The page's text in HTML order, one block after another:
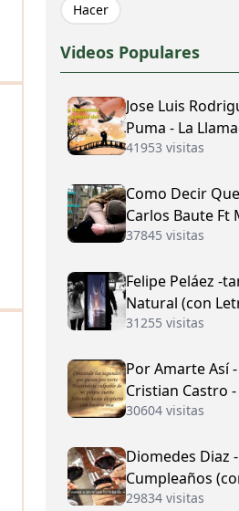
Hacer
Videos Populares
Jose Luis
Puma - La
Amor (con Letra)
41953 visitas
Como Decir
Carlos Baute Ft
José (con Letra)
37845 visitas
Felipe Peláez -
Natural (con
31255 visitas
Por Amarte Así -
Cristian Castro
30604 visitas
Diomedes Diaz
Cumpleaños
Letra)
29834 visitas